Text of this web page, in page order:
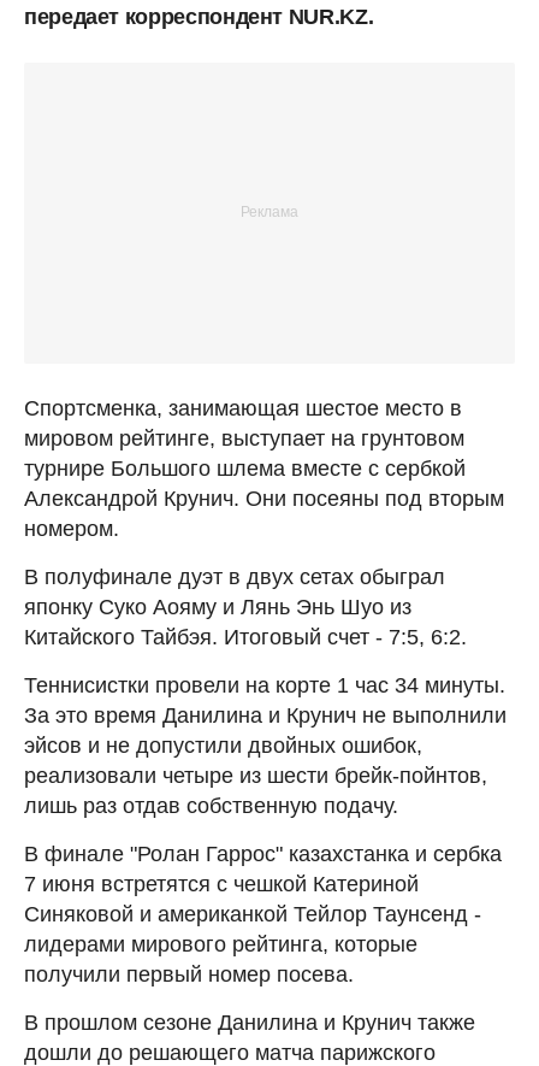
передает корреспондент NUR.KZ.
Спортсменка, занимающая шестое место в
мировом рейтинге, выступает на грунтовом
турнире Большого шлема вместе с сербкой
Александрой Крунич. Они посеяны под вторым
номером.
В полуфинале дуэт в двух сетах обыграл
японку Суко Аояму и Лянь Энь Шуо из
Китайского Тайбэя. Итоговый счет - 7:5, 6:2.
Теннисистки провели на корте 1 час 34 минуты.
За это время Данилина и Крунич не выполнили
эйсов и не допустили двойных ошибок,
реализовали четыре из шести брейк-пойнтов,
лишь раз отдав собственную подачу.
В финале "Ролан Гаррос" казахстанка и сербка
7 июня встретятся с чешкой Катериной
Синяковой и американкой Тейлор Таунсенд -
лидерами мирового рейтинга, которые
получили первый номер посева.
В прошлом сезоне Данилина и Крунич также
дошли до решающего матча парижского